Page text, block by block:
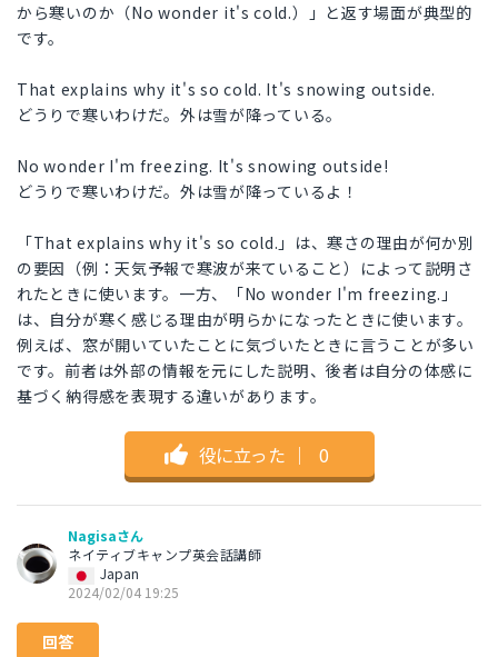
から寒いのか（No wonder it's cold.）」と返す場面が典型的
です。
That explains why it's so cold. It's snowing outside.
どうりで寒いわけだ。外は雪が降っている。
No wonder I'm freezing. It's snowing outside!
どうりで寒いわけだ。外は雪が降っているよ！
「That explains why it's so cold.」は、寒さの理由が何か別
の要因（例：天気予報で寒波が来ていること）によって説明さ
れたときに使います。一方、「No wonder I'm freezing.」
は、自分が寒く感じる理由が明らかになったときに使います。
例えば、窓が開いていたことに気づいたときに言うことが多い
です。前者は外部の情報を元にした説明、後者は自分の体感に
基づく納得感を表現する違いがあります。
役に立った ｜ 0
Nagisaさん
ネイティブキャンプ英会話講師
Japan
2024/02/04 19:25
回答